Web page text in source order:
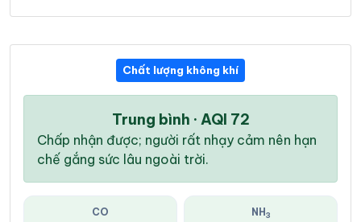
Chất lượng không khí
Trung bình · AQI 72
Chấp nhận được; người rất nhạy cảm nên hạn
chế gắng sức lâu ngoài trời.
CO NH 3